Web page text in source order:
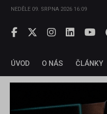
NEDĚLE 09. SRPNA 2026 16:09
ÚVOD O NÁS ČLÁNKY